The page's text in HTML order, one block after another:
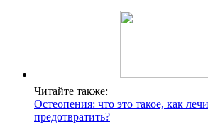
Читайте также:
Остеопения: что это такое, как
предотвратить?